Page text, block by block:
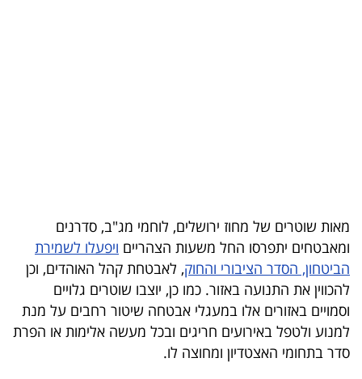
TOP-
5
המילון
הכלכלי
פודקאסט
מאות שוטרים של מחוז ירושלים, לוחמי מג"ב, סדרנים
ומאבטחים יתפרסו החל משעות הצהריים ויפעלו לשמירת
הביטחון, הסדר הציבורי והחוק, לאבטחת קהל האוהדים, וכן
להכווין את התנועה באזור. כמו כן, יוצבו שוטרים גלויים
וסמויים באזורים אלו במעגלי אבטחה שיטור רחבים על מנת
למנוע ולטפל באירועים חריגים ובכל מעשה אלימות או הפרת
סדר בתחומי האצטדיון ומחוצה לו.